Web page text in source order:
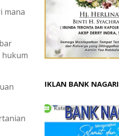
mana
hukum
IKLAN BANK NAGARI